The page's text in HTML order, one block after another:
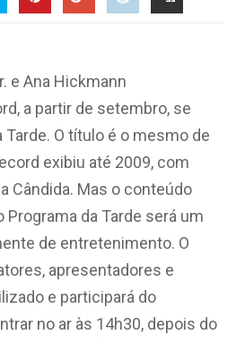
e Ana Hickmann
a partir de setembro, se
Tarde. O título é o mesmo de
exibiu até 2009, com
Cândida. Mas o conteúdo
Programa da Tarde será um
de entretenimento. O
apresentadores e
e participará do
no ar às 14h30, depois do